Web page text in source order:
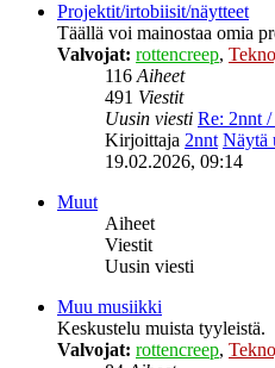
Projektit/irtobiisit/näytteet
Täällä voi mainostaa omia
Valvojat: rottencreep,
116Aiheet
491 Viestit
Uusin viesti Re: 2nnt
Kirjoittaja 2nnt Näytä
19.02.2026, 09:14
Muut
Aiheet
Viestit
Uusin viesti
Muu musiikki
Keskustelu muista tyyleistä.
Valvojat: rottencreep,